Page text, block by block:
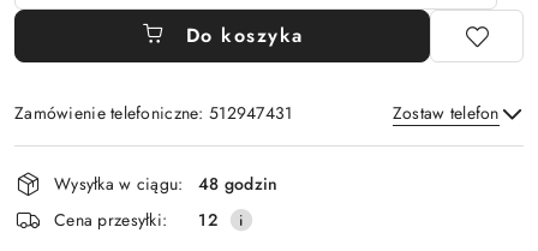
Do koszyka
Zamówienie telefoniczne: 512947431 Zostaw telefon
Wyślij
Dostępność
i
dostawa
Wysyłka w ciągu:
48 godzin
Cena przesyłki:
12